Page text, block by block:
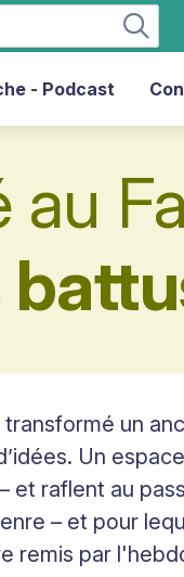
- Podcast
au
un
Un
et raflent au
– et pour
remis par